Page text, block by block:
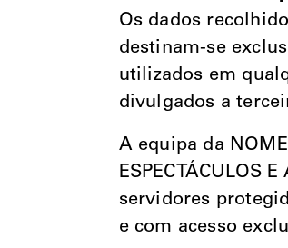
Os dados
destinam-se
utilizados em
divulgados a
A equipa da
ESPECTÁCULOS
servidores
e com acesso